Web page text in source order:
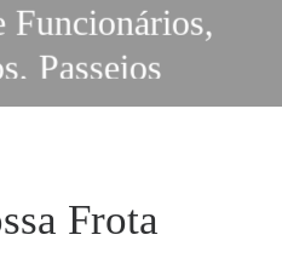
Funcionários,
Passeios
Eventos,
Viagens,
Shows,
Frota